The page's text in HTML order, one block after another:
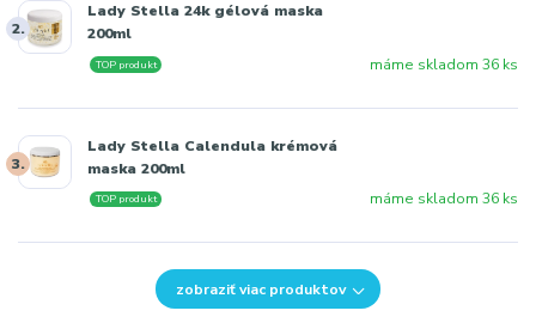
2.
Lady Stella 24k gélová maska
200ml
máme skladom 36 ks
TOP produkt
3.
Lady Stella Calendula krémová
maska 200ml
máme skladom 36 ks
TOP produkt
zobraziť viac produktov